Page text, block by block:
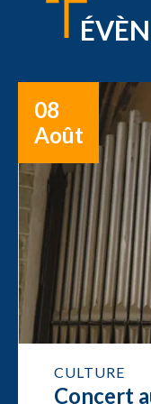
08
Août
CULTURE
Concert